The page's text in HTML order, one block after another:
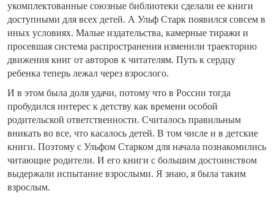
укомплектованные союзные библиотеки сделали ее книги
доступными для всех детей. А Ульф Старк появился совсем в
иных условиях. Малые издательства, камерные тиражи и
просевшая система распространения изменили траекторию
движения книг от авторов к читателям. Путь к сердцу
ребенка теперь лежал через взрослого.
И в этом была доля удачи, потому что в России тогда
пробудился интерес к детству как времени особой
родительской ответственности. Считалось правильным
вникать во все, что касалось детей. В том числе и в детские
книги. Поэтому с Ульфом Старком для начала познакомились
читающие родители. И его книги с большим достоинством
выдержали испытание взрослыми. Я знаю, я была таким
взрослым.